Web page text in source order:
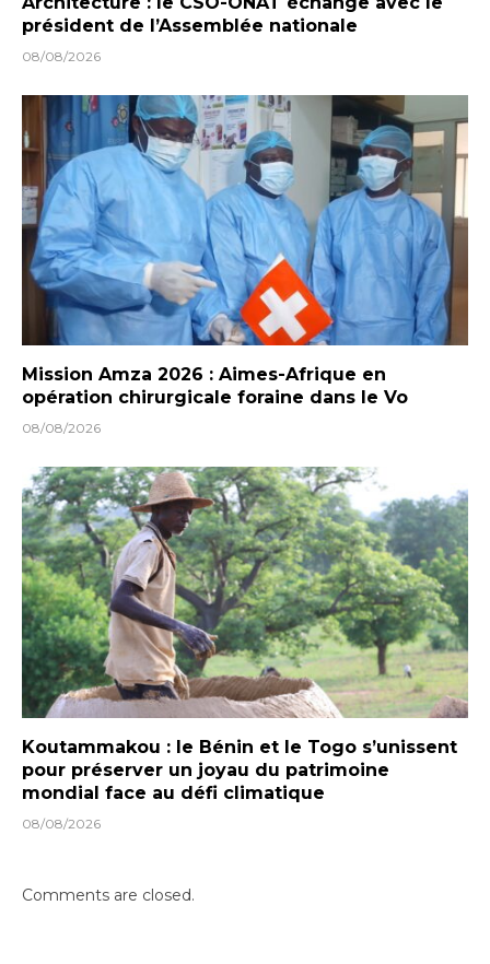
président de l’Assemblée nationale
08/08/2026
Mission Amza 2026 : Aimes-Afrique en
opération chirurgicale foraine dans le Vo
08/08/2026
Koutammakou : le Bénin et le Togo s’unissent
pour préserver un joyau du patrimoine
mondial face au défi climatique
08/08/2026
Comments are closed.